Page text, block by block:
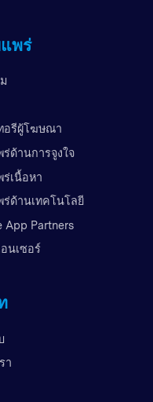
แพร่
อรีผู้โฆษณา
ร่ด้านการจูงใจ
ร่เนื้อหา
ร่ด้านเทคโนโลยี
App Partners
นเซอร์
า